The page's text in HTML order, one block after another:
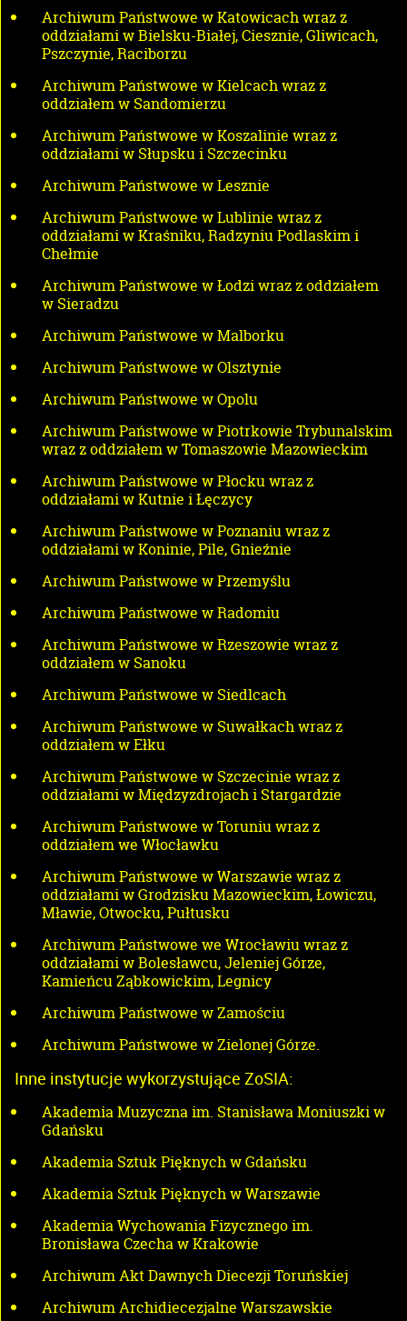
Archiwum Państwowe w Katowicach wraz z
oddziałami w Bielsku-Białej, Ciesznie, Gliwicach,
Pszczynie, Raciborzu
Archiwum Państwowe w Kielcach wraz z
oddziałem w Sandomierzu
Archiwum Państwowe w Koszalinie wraz z
oddziałami w Słupsku i Szczecinku
Archiwum Państwowe w Lesznie
Archiwum Państwowe w Lublinie wraz z
oddziałami w Kraśniku, Radzyniu Podlaskim i
Chełmie
Archiwum Państwowe w Łodzi wraz z oddziałem
w Sieradzu
Archiwum Państwowe w Malborku
Archiwum Państwowe w Olsztynie
Archiwum Państwowe w Opolu
Archiwum Państwowe w Piotrkowie Trybunalskim
wraz z oddziałem w Tomaszowie Mazowieckim
Archiwum Państwowe w Płocku wraz z
oddziałami w Kutnie i Łęczycy
Archiwum Państwowe w Poznaniu wraz z
oddziałami w Koninie, Pile, Gnieźnie
Archiwum Państwowe w Przemyślu
Archiwum Państwowe w Radomiu
Archiwum Państwowe w Rzeszowie wraz z
oddziałem w Sanoku
Archiwum Państwowe w Siedlcach
Archiwum Państwowe w Suwałkach wraz z
oddziałem w Ełku
Archiwum Państwowe w Szczecinie wraz z
oddziałami w Międzyzdrojach i Stargardzie
Archiwum Państwowe w Toruniu wraz z
oddziałem we Włocławku
Archiwum Państwowe w Warszawie wraz z
oddziałami w Grodzisku Mazowieckim, Łowiczu,
Mławie, Otwocku, Pułtusku
Archiwum Państwowe we Wrocławiu wraz z
oddziałami w Bolesławcu, Jeleniej Górze,
Kamieńcu Ząbkowickim, Legnicy
Archiwum Państwowe w Zamościu
Archiwum Państwowe w Zielonej Górze.
Inne instytucje wykorzystujące ZoSIA:
Akademia Muzyczna im. Stanisława Moniuszki w
Gdańsku
Akademia Sztuk Pięknych w Gdańsku
Akademia Sztuk Pięknych w Warszawie
Akademia Wychowania Fizycznego im.
Bronisława Czecha w Krakowie
Archiwum Akt Dawnych Diecezji Toruńskiej
Archiwum Archidiecezjalne Warszawskie